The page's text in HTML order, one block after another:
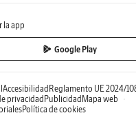
la app
Google Play
Accesibilidad Reglamento UE 2024/
privacidad Publicidad Mapa web
Política de cookies